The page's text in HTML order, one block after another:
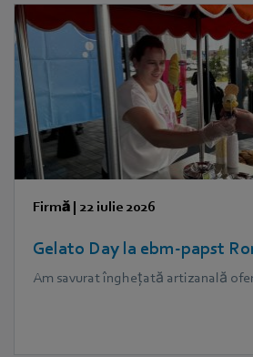
Firmă | 22 iulie 2026
Gelato Day la ebm‑papst
Am savurat înghețată artizanală